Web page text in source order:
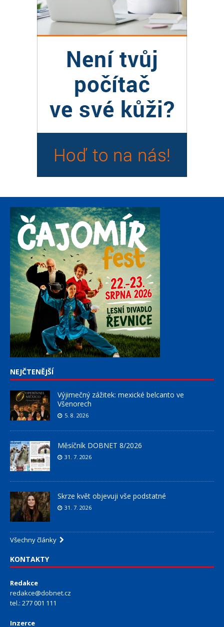
NEJČTENĚJŠÍ
Výjimečný zážitek: mexické belcanto ve
Všenorech
5. 8. 2026
Měsíčník DOBNET 8/2026
31. 7. 2026
Skrze květ objevuji vše podstatné
31. 7. 2026
Všechny články
KONTAKTY
Redakce
redakce@dobnet.cz
tel.: 277 001 111
Inzerce